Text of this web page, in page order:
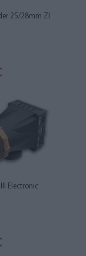
25/28mm ZI
III Electronic